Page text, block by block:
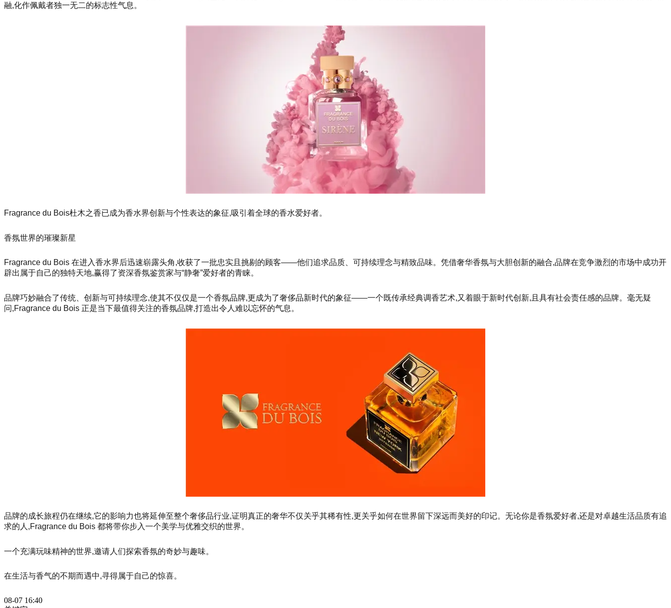
融,化作佩戴者独一无二的标志性气息。
Fragrance du Bois杜木之香已成为香水界创新与个性表达的象征,吸引着全球的香水爱好者。
香氛世界的璀璨新星
Fragrance du Bois 在进入香水界后迅速崭露头角,收获了一批忠实且挑剔的顾客——他们追求品质、可持续理念与精致品味。凭借奢华香氛与大胆创新的融合,品牌在竞争激烈的市场中成功开
辟出属于自己的独特天地,赢得了资深香氛鉴赏家与“静奢”爱好者的青睐。
品牌巧妙融合了传统、创新与可持续理念,使其不仅仅是一个香氛品牌,更成为了奢侈品新时代的象征——一个既传承经典调香艺术,又着眼于新时代创新,且具有社会责任感的品牌。毫无疑
问,Fragrance du Bois 正是当下最值得关注的香氛品牌,打造出令人难以忘怀的气息。
品牌的成长旅程仍在继续,它的影响力也将延伸至整个奢侈品行业,证明真正的奢华不仅关乎其稀有性,更关乎如何在世界留下深远而美好的印记。无论你是香氛爱好者,还是对卓越生活品质有追
求的人,Fragrance du Bois 都将带你步入一个美学与优雅交织的世界。
一个充满玩味精神的世界,邀请人们探索香氛的奇妙与趣味。
在生活与香气的不期而遇中,寻得属于自己的惊喜。
08-07 16:40